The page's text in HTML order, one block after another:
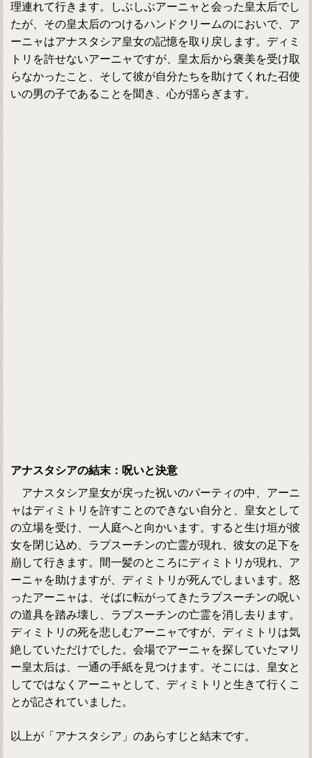
理連れて行きます。しぶしぶアーニャと会った皇太后でし
たが、その皇太后のつけるハンドクリームのにおいで、ア
ーニャはアナスタシア皇女の記憶を取り戻します。ディミ
トリを許せないアーニャですが、皇太后から褒美を受け取
らなかったこと、そして彼が自分たちを助けてくれた召使
いの男の子であることを聞き、心が揺らぎます。
アナスタシアの結末：呪いと決意
アナスタシア皇女が戻った祝いのパーティの中、アーニ
ャはディミトリを許すことのできない自分と、皇女として
の立場を受け、一人庭へと向かいます。すると生け垣が彼
女を閉じ込め、ラプスーチンの亡霊が現れ、彼女の足下を
崩して行きます。間一髪のところにディミトリが現れ、ア
ーニャを助けますが、ディミトリが死んでしまいます。怒
ったアーニャは、そばに転がってきたラプスーチンの呪い
の道具を踏み壊し、ラプスーチンの亡霊を消し去ります。
ディミトリの死を悲しむアーニャですが、ディミトリは気
絶していただけでした。会場でアーニャを探していたマリ
ー皇太后は、一通の手紙を見つけます。そこには、皇女と
してではなくアーニャとして、ディミトリと生きて行くこ
とが記されていました。
以上が「アナスタシア」のあらすじと結末です。